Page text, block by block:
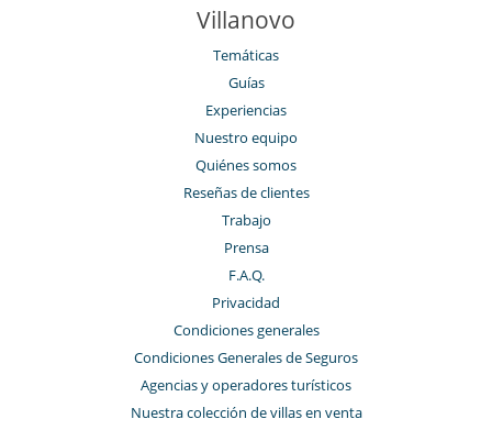
Villanovo
Temáticas
Guías
Experiencias
Nuestro equipo
Quiénes somos
Reseñas de clientes
Trabajo
Prensa
F.A.Q.
Privacidad
Condiciones generales
Condiciones Generales de Seguros
Agencias y operadores turísticos
Nuestra colección de villas en venta